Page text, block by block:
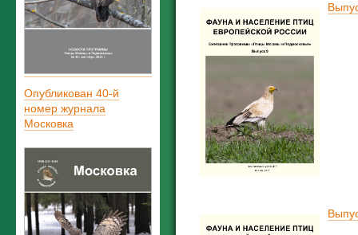
Опубликован 40-й
номер журнала
Московка